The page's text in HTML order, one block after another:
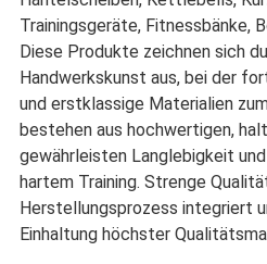
Trainingsgeräte, Fitnessbänke,
Diese Produkte zeichnen sich
Handwerkskunst aus, bei der
und erstklassige Materialien
bestehen aus hochwertigen,
gewährleisten Langlebigkeit
hartem Training. Strenge
Herstellungsprozess integriert
Einhaltung höchster